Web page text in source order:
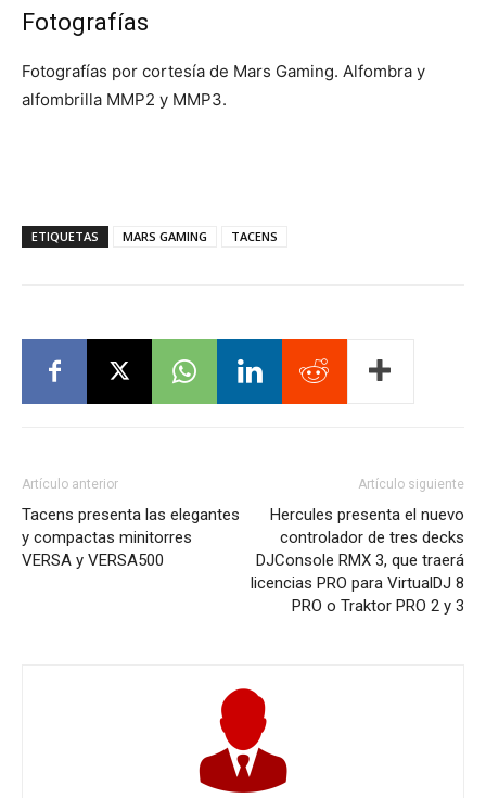
Fotografías
Fotografías por cortesía de Mars Gaming. Alfombra y
alfombrilla MMP2 y MMP3.
ETIQUETAS MARS GAMING TACENS
Artículo anterior
Tacens presenta las elegantes
y compactas minitorres
VERSA y VERSA500
Artículo siguiente
Hercules presenta el nuevo
controlador de tres decks
DJConsole RMX 3, que traerá
licencias PRO para VirtualDJ 8
PRO o Traktor PRO 2 y 3